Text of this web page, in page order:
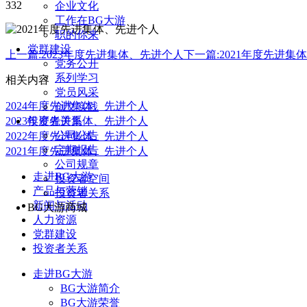
企业文化
工作在BG大游
职的你来
党群建设
党务公开
系列学习
党员风采
创文实践
投资者关系
公司公告
定期报告
公司规章
投资者空间
投资者关系
BG大游商城
332
上一篇:2023年度先进集体、先进个人 下一篇:2021年度先进集
相关内容
2024年度先进集体、先进个人
2023年度先进集体、先进个人
2022年度先进集体、先进个人
2021年度先进集体、先进个人
走进BG大游
产品与营销
新闻与活动
人力资源
党群建设
投资者关系
走进BG大游
BG大游简介
BG大游荣誉